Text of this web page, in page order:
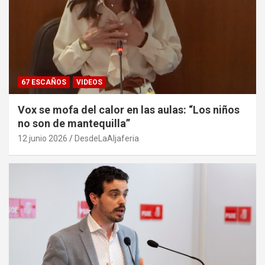
67 ESCAÑOS VIDEOS
Vox se mofa del calor en las aulas: “Los niños
no son de mantequilla”
12 junio 2026 DesdeLaAljaferia